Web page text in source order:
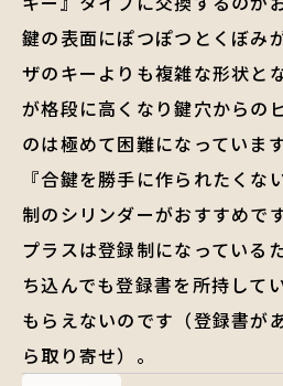
鍵の表面にぽつぽつとくぼみ
ザのキーよりも複雑な形状と
が格段に高くなり鍵穴からの
のは極めて困難になっています
『合鍵を勝手に作られたくな
制のシリンダーがおすすめで
プラスは登録制になっている
ち込んでも登録書を所持して
もらえないのです（登録書が
ら取り寄せ）。